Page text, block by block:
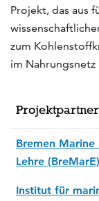
Projekt, das aus
zum
im
Bremen
Lehre
Institut für